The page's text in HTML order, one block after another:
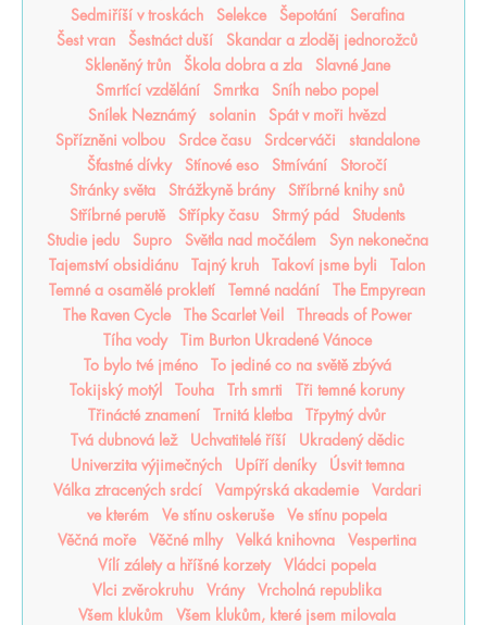
Sedmiříší v troskách
Selekce Šepotání
Serafina
Šest vran
Šestnáct duší
Skandar a zloděj jednorožců
Skleněný trůn
Škola dobra a zla
Slavné Jane
Smrtící vzdělání
Smrtka
Sníh nebo popel
Snílek Neznámý
solanin
Spát v moři hvězd
Spřízněni volbou
Srdce času Srdcerváči
standalone
Šťastné dívky
Stínové eso Stmívání
Storočí
Stránky světa
Strážkyně brány
Stříbrné knihy snů
Stříbrné perutě
Střípky času Strmý pád
Students
Studie jedu
Supro Světla nad močálem
Syn nekonečna
Tajemství obsidiánu
Tajný kruh Takoví jsme byli
Talon
Temné a osamělé prokletí
Temné nadání
The Empyrean
The Raven Cycle
The Scarlet Veil
Threads of Power
Tíha vody
Tim Burton Ukradené Vánoce
To bylo tvé jméno
To jediné co na světě zbývá
Tokijský motýl
Touha Trh smrti
Tři temné koruny
Třinácté znamení
Trnitá kletba
Třpytný dvůr
Tvá dubnová lež
Uchvatitelé říší
Ukradený dědic
Univerzita výjimečných
Upíří deníky
Úsvit temna
Válka ztracených srdcí
Vampýrská akademie
Vardari
ve kterém
Ve stínu oskeruše
Ve stínu popela
Věčná moře
Věčné mlhy Velká knihovna
Vespertina
Vílí zálety a hříšné korzety
Vládci popela
Vlci zvěrokruhu
Vrány
Vrcholná republika
Všem klukům
Všem klukům, které jsem milovala